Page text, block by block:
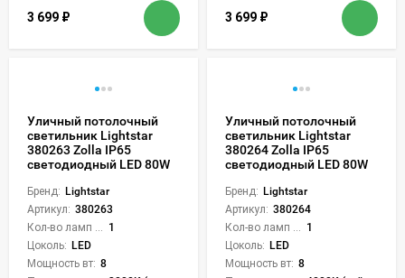
3 699 ₽ 3 699 ₽
Уличный потолочный
светильник Lightstar
380263 Zolla IP65
светодиодный LED 80W
Бренд: Lightstar
Артикул: 380263
1
Цоколь: LED
Мощность вт: 8
Уличный потолочный
светильник Lightstar
380264 Zolla IP65
светодиодный LED 80W
Бренд: Lightstar
Артикул: 380264
1
Цоколь: LED
Мощность вт: 8